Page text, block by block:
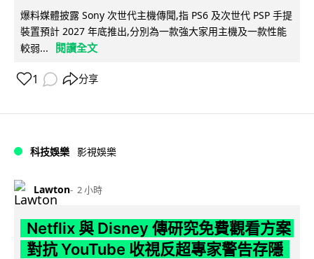
爆料媒體披露 Sony 次世代主機傳聞,指 PS6 及次世代 PSP 手提
裝置預計 2027 年底推出,分別為一款強大家用主機及一款性能
較弱...
閱讀全文
1 分享
科技娛樂 影視娛樂
Lawton 2 小時
Netflix 與 Disney 傳研究免費觀看方案
對抗 YouTube 收視反超專家警告存隱